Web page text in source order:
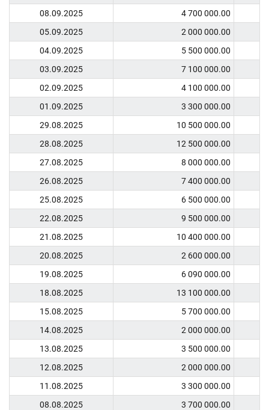
08.09.2025
4 700 000.00
05.09.2025
2 000 000.00
04.09.2025
5 500 000.00
03.09.2025
7 100 000.00
02.09.2025
4 100 000.00
01.09.2025
3 300 000.00
29.08.2025
10 500 000.00
28.08.2025
12 500 000.00
27.08.2025
8 000 000.00
26.08.2025
7 400 000.00
25.08.2025
6 500 000.00
22.08.2025
9 500 000.00
21.08.2025
10 400 000.00
20.08.2025
2 600 000.00
19.08.2025
6 090 000.00
18.08.2025
13 100 000.00
15.08.2025
5 700 000.00
14.08.2025
2 000 000.00
13.08.2025
3 500 000.00
12.08.2025
2 000 000.00
11.08.2025
3 300 000.00
08.08.2025
3 700 000.00